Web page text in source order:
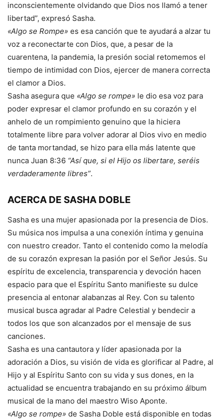
inconscientemente olvidando que Dios nos llamó a tener
libertad”, expresó Sasha.
«Algo se Rompe» es esa canción que te ayudará a alzar tu
voz a reconectarte con Dios, que, a pesar de la
cuarentena, la pandemia, la presión social retomemos el
tiempo de intimidad con Dios, ejercer de manera correcta
el clamor a Dios.
Sasha asegura que «Algo se rompe» le dio esa voz para
poder expresar el clamor profundo en su corazón y el
anhelo de un rompimiento genuino que la hiciera
totalmente libre para volver adorar al Dios vivo en medio
de tanta mortandad, se hizo para ella más latente que
nunca Juan 8:36 “Así que, si el Hijo os libertare, seréis
verdaderamente libres”.
ACERCA DE SASHA DOBLE
Sasha es una mujer apasionada por la presencia de Dios.
Su música nos impulsa a una conexión íntima y genuina
con nuestro creador. Tanto el contenido como la melodía
de su corazón expresan la pasión por el Señor Jesús. Su
espíritu de excelencia, transparencia y devoción hacen
espacio para que el Espíritu Santo manifieste su dulce
presencia al entonar alabanzas al Rey. Con su talento
musical busca agradar al Padre Celestial y bendecir a
todos los que son alcanzados por el mensaje de sus
canciones.
Sasha es una cantautora y líder apasionada por la
adoración a Dios, su visión de vida es glorificar al Padre, al
Hijo y al Espíritu Santo con su vida y sus dones, en la
actualidad se encuentra trabajando en su próximo álbum
musical de la mano del maestro Wiso Aponte.
«Algo se rompe» de Sasha Doble está disponible en todas